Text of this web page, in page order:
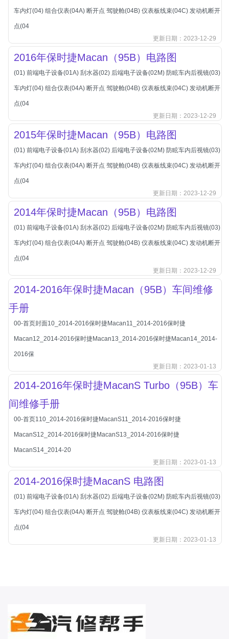
奔驰
宝骏
宝骏
宾利
本田-广州本田
本田-海外本田
标致
标致-进口
比亚迪
比亚迪
比亚迪-海外版
比速
C
创维
昌河
长城
长安
长安-凯程
长安-欧尚
长安-睿行
D
东风股份
东风菱智
车内灯(04) 组合仪表(04A) 断开点 驾驶舱(04B) 仪表板线束(04C) 发动机断开
点(04
更新日期：2023-12-29
2016年保时捷Macan（95B）电路图
(01) 前端电子设备(01A) 刮水器(02) 后端电子设备(02M) 防眩车内后视镜(03)
车内灯(04) 组合仪表(04A) 断开点 驾驶舱(04B) 仪表板线束(04C) 发动机断开
点(04
更新日期：2023-12-29
2015年保时捷Macan（95B）电路图
(01) 前端电子设备(01A) 刮水器(02) 后端电子设备(02M) 防眩车内后视镜(03)
车内灯(04) 组合仪表(04A) 断开点 驾驶舱(04B) 仪表板线束(04C) 发动机断开
点(04
更新日期：2023-12-29
2014年保时捷Macan（95B）电路图
(01) 前端电子设备(01A) 刮水器(02) 后端电子设备(02M) 防眩车内后视镜(03)
车内灯(04) 组合仪表(04A) 断开点 驾驶舱(04B) 仪表板线束(04C) 发动机断开
点(04
更新日期：2023-12-29
2014-2016年保时捷Macan（95B）车间维修
手册
00-首页封面10_2014-2016保时捷Macan11_2014-2016保时捷
Macan12_2014-2016保时捷Macan13_2014-2016保时捷Macan14_2014-
2016保
更新日期：2023-01-13
2014-2016年保时捷MacanS Turbo（95B）车
间维修手册
00-首页110_2014-2016保时捷MacanS11_2014-2016保时捷
MacanS12_2014-2016保时捷MacanS13_2014-2016保时捷
MacanS14_2014-20
更新日期：2023-01-13
2014-2016保时捷MacanS 电路图
(01) 前端电子设备(01A) 刮水器(02) 后端电子设备(02M) 防眩车内后视镜(03)
车内灯(04) 组合仪表(04A) 断开点 驾驶舱(04B) 仪表板线束(04C) 发动机断开
点(04
更新日期：2023-01-13